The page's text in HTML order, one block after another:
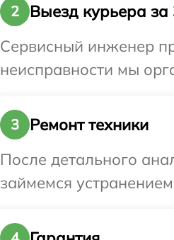
2
Выезд курьера за
Сервисный инженер
неисправности мы
3
Ремонт техники
После детального
займемся